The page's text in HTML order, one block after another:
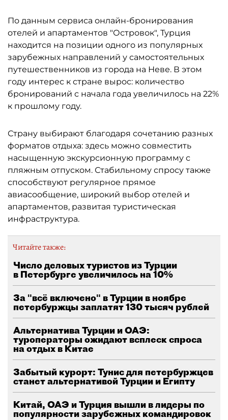
По данным сервиса онлайн-бронирования
отелей и апартаментов "Островок", Турция
находится на позиции одного из популярных
зарубежных направлений у самостоятельных
путешественников из города на Неве. В этом
году интерес к стране вырос: количество
бронирований с начала года увеличилось на 22%
к прошлому году.
Страну выбирают благодаря сочетанию разных
форматов отдыха: здесь можно совместить
насыщенную экскурсионную программу с
пляжным отпуском. Стабильному спросу также
способствуют регулярное прямое
авиасообщение, широкий выбор отелей и
апартаментов, развитая туристическая
инфраструктура.
Читайте также:
Число деловых туристов из Турции
в Петербурге увеличилось на 10%
За "всё включено" в Турции в ноябре
петербуржцы заплатят 130 тысяч рублей
Альтернатива Турции и ОАЭ:
туроператоры ожидают всплеск спроса
на отдых в Китае
Забытый курорт: Тунис для петербуржцев
станет альтернативой Турции и Египту
Китай, ОАЭ и Турция вышли в лидеры по
популярности зарубежных командировок